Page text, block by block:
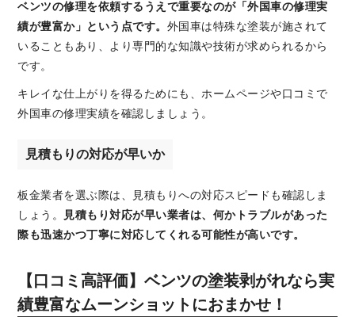
ベンツの修理を依頼するうえで重要なのが「外国車の修理実
績が豊富か」という点です。 外国車は特殊な塗装が施されて
いることもあり、より専門的な知識や技術が求められるから
です。
キレイな仕上がりを得るためにも、ホームページや口コミで
外国車の修理実績を確認しましょう。
見積もりの対応が早いか
板金業者を選ぶ際は、見積もりへの対応スピードも確認しま
しょう。
見積もり対応が早い業者は、何かトラブルがあった
際も迅速かつ丁寧に対応してくれる可能性が高いです。
【口コミ高評価】ベンツの塗装剥がれなら実
績豊富なムーンショットにおまかせ！